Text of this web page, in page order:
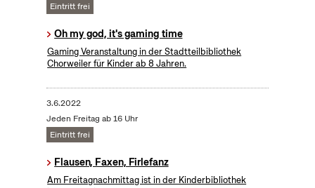
Eintritt frei
Oh my god, it's gaming time
Gaming Veranstaltung in der Stadtteilbibliothek
Chorweiler für Kinder ab 8 Jahren.
3.6.2022
Jeden Freitag ab 16 Uhr
Eintritt frei
Flausen, Faxen, Firlefanz
Am Freitagnachmittag ist in der Kinderbibliothek